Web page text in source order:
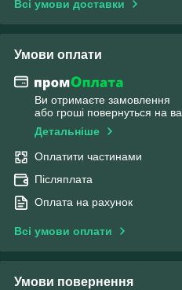
Всі умови доставки
Умови оплати
Ви отримаєте замовлення
або гроші повернуться на
Детальніше
Оплатити частинами
Післяплата
Оплата на рахунок
Всі умови оплати
Умови повернення